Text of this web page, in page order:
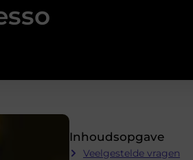
Inhoudsopgave
Veelgestelde vragen